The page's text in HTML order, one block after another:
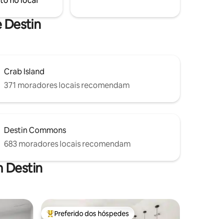
estresse está esperando por você.
Destin
Crab Island
371 moradores locais recomendam
Destin Commons
683 moradores locais recomendam
Destin
Preferido dos hóspedes